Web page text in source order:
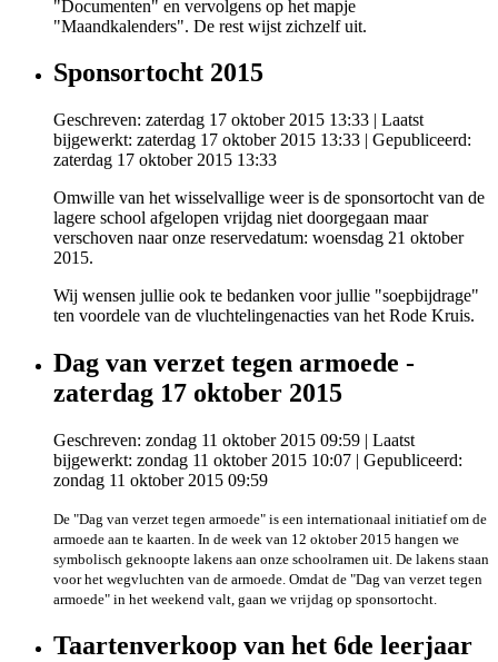
"Documenten" en vervolgens op het mapje
"Maandkalenders". De rest wijst zichzelf uit.
Sponsortocht 2015
Geschreven: zaterdag 17 oktober 2015 13:33 | Laatst
bijgewerkt: zaterdag 17 oktober 2015 13:33 | Gepubliceerd:
zaterdag 17 oktober 2015 13:33
Omwille van het wisselvallige weer is de sponsortocht van de
lagere school afgelopen vrijdag niet doorgegaan maar
verschoven naar onze reservedatum: woensdag 21 oktober
2015.
Wij wensen jullie ook te bedanken voor jullie "soepbijdrage"
ten voordele van de vluchtelingenacties van het Rode Kruis.
Dag van verzet tegen armoede -
zaterdag 17 oktober 2015
Geschreven: zondag 11 oktober 2015 09:59 | Laatst
bijgewerkt: zondag 11 oktober 2015 10:07 | Gepubliceerd:
zondag 11 oktober 2015 09:59
De "Dag van verzet tegen armoede" is een internationaal initiatief om de
armoede aan te kaarten. In de week van 12 oktober 2015 hangen we
symbolisch geknoopte lakens aan onze schoolramen uit. De lakens staan
voor het wegvluchten van de armoede. Omdat de "Dag van verzet tegen
armoede" in het weekend valt, gaan we vrijdag op sponsortocht.
Taartenverkoop van het 6de leerjaar